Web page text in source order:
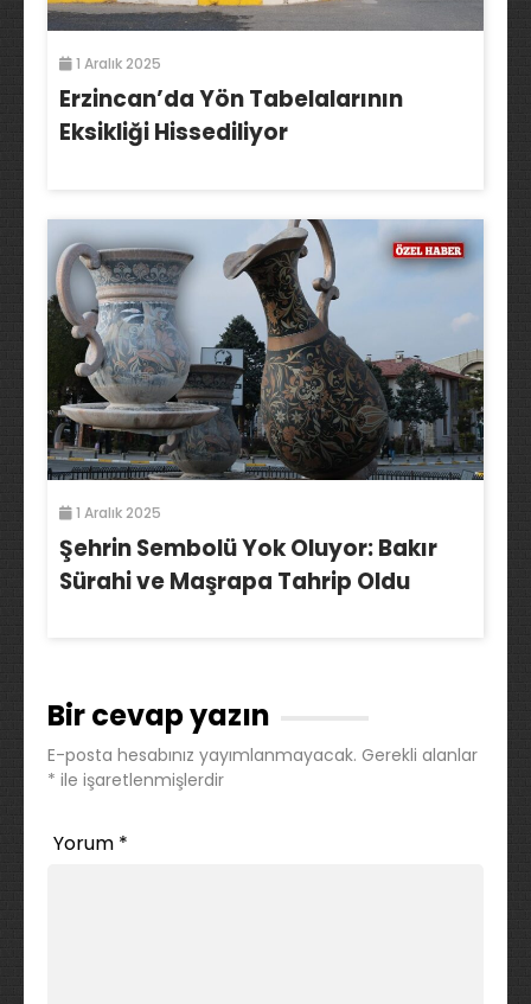
1 Aralık 2025
Erzincan’da Yön Tabelalarının
Eksikliği Hissediliyor
1 Aralık 2025
Şehrin Sembolü Yok Oluyor: Bakır
Sürahi ve Maşrapa Tahrip Oldu
Bir cevap yazın
E-posta hesabınız yayımlanmayacak. Gerekli alanlar
* ile işaretlenmişlerdir
Yorum *